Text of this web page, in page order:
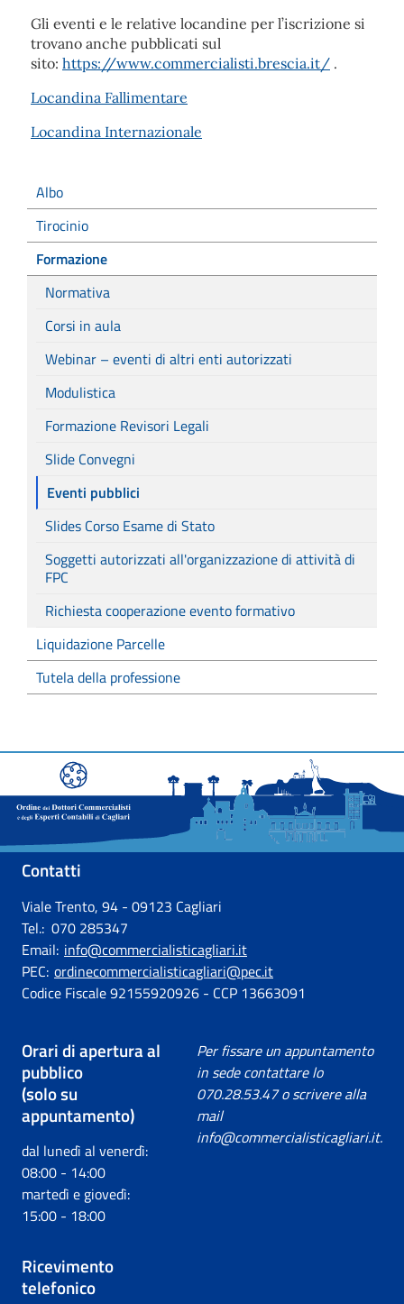
Gli eventi e le relative locandine per l’iscrizione si
trovano anche pubblicati sul
sito: https://www.commercialisti.brescia.it/ .
Locandina Fallimentare
Locandina Internazionale
Albo
Tirocinio
Formazione
Normativa
Corsi in aula
Webinar – eventi di altri enti autorizzati
Modulistica
Formazione Revisori Legali
Slide Convegni
Eventi pubblici
Slides Corso Esame di Stato
Soggetti autorizzati all'organizzazione di attività di
FPC
Richiesta cooperazione evento formativo
Liquidazione Parcelle
Tutela della professione
Contatti
Viale Trento, 94 - 09123 Cagliari
Tel.: 070 285347
Email: info@commercialisticagliari.it
PEC: ordinecommercialisticagliari@pec.it
Codice Fiscale 92155920926 - CCP 13663091
Orari di apertura al
pubblico
(solo su
appuntamento)
dal lunedì al venerdì:
08:00 - 14:00
martedì e giovedì:
15:00 - 18:00
Ricevimento
telefonico
Per fissare un appuntamento
in sede contattare lo
070.28.53.47 o scrivere alla
mail
info@commercialisticagliari.it.